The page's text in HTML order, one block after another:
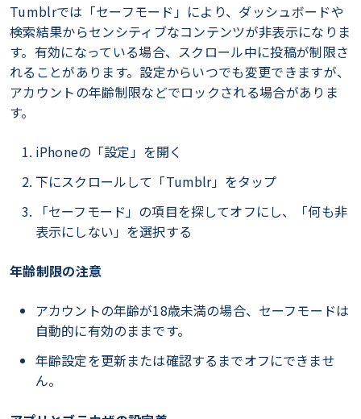
Tumblrでは「セーフモード」により、ダッシュボードや
検索結果からセンシティブなコンテンツが非表示になりま
す。有効になっている場合、スクロール中に投稿が制限さ
れることがあります。設定からいつでも変更できますが、
アカウントの年齢制限などでロックされる場合がありま
す。
iPhoneの「設定」を開く
下にスクロールして「Tumblr」をタップ
「セーフモード」の項目を探してオフにし、「何も非
表示にしない」を選択する
年齢制限の注意
アカウントの年齢が18歳未満の場合、セーフモードは
自動的に有効のままです。
年齢設定を更新または確認するまでオフにできませ
ん。